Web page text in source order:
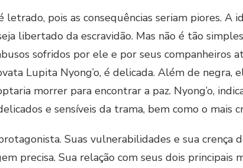
pois as consequências seriam piores. A
libertado da escravidão. Mas não é tão
sofridos por ele e por seus companheiros
Lupita Nyong’o, é delicada. Além de negra,
morrer para encontrar a paz. Nyong’o,
e sensíveis da trama, bem como o mais
Suas vulnerabilidades e sua crença
precisa. Sua relação com seus dois principais